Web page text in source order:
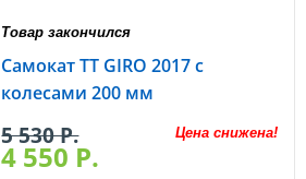
Товар закончился
Самокат TT GIRO 2017 с
колесами 200 мм
Цена снижена!
5 530 P.
4 550 P.